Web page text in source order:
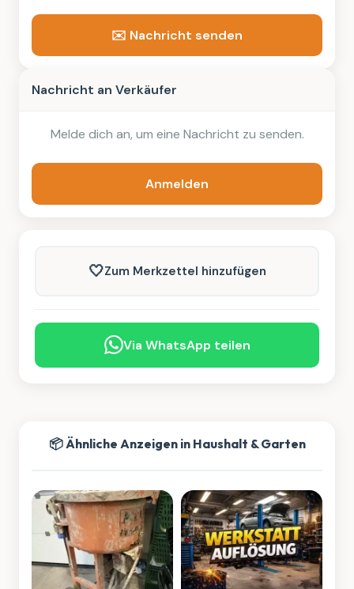
✉️ Nachricht senden
Nachricht an Verkäufer
Melde dich an, um eine Nachricht zu senden.
Anmelden
🤍Zum Merkzettel hinzufügen
Via WhatsApp teilen
📦 Ähnliche Anzeigen in Haushalt & Garten